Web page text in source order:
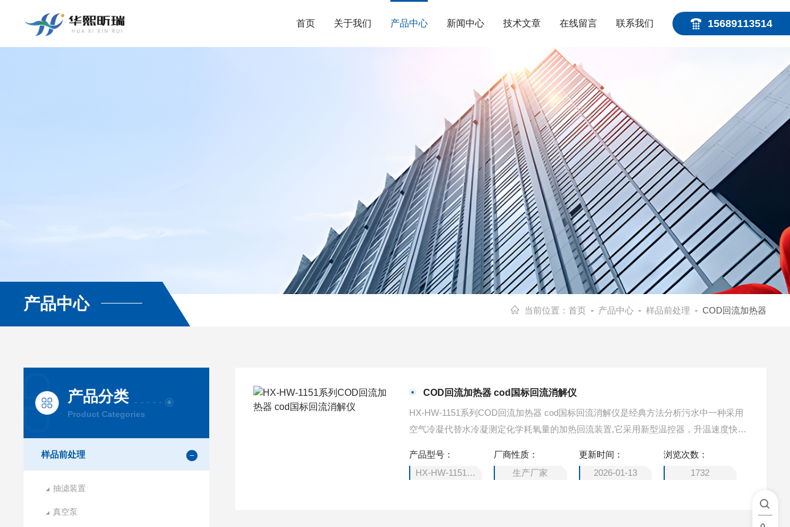
15689113514
首页 关于我们 产品中心 新闻中心 技术文章 在线留言 联系我们
产品中心 当前位置： 首页 - 产品中心- 样品前处理 - COD回流加热器
产品分类
Product Categories
样品前处理
抽滤装置
真空泵
COD回流加热器 cod国标回流消解仪
HX-HW-1151系列COD回流加热器 cod国标回流消解仪是经典方法分析污水中一种采用
空气冷凝代替水冷凝测定化学耗氧量的加热回流装置,它采用新型温控器，升温速度快,
产品型号：
HX-HW-1151系列
厂商性质：
生产厂家
更新时间：
2026-01-13
浏览次数：
1732